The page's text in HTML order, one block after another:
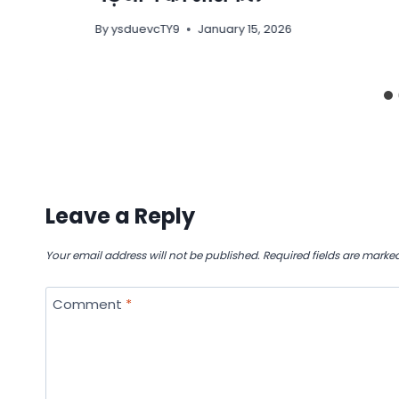
ByysduevcTY9 January 15, 2026
Leave a Reply
Your email address will not be published. Required fields are
Comment *